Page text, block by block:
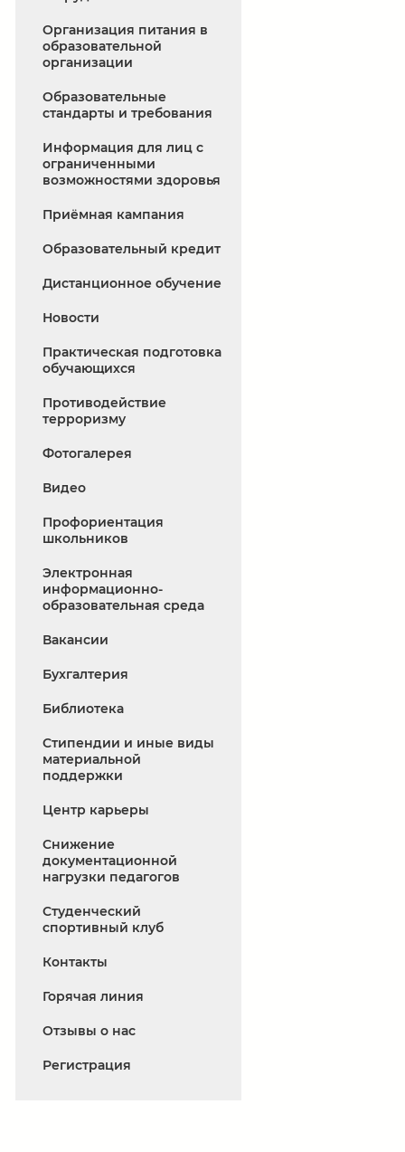
Организация питания в
образовательной
организации
Образовательные
стандарты и требования
Информация для лиц с
ограниченными
возможностями здоровья
Приёмная кампания
Образовательный кредит
Дистанционное обучение
Новости
Практическая подготовка
обучающихся
Противодействие
терроризму
Фотогалерея
Видео
Профориентация
школьников
Электронная
информационно-
образовательная среда
Вакансии
Бухгалтерия
Библиотека
Стипендии и иные виды
материальной
поддержки
Центр карьеры
Снижение
документационной
нагрузки педагогов
Студенческий
спортивный клуб
Контакты
Горячая линия
Отзывы о нас
Регистрация